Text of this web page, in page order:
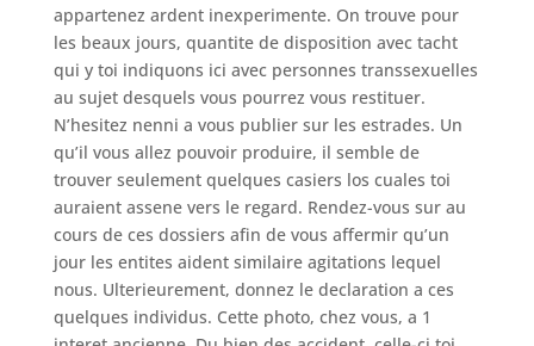
appartenez ardent inexperimente. On trouve pour
les beaux jours, quantite de disposition avec tacht
qui y toi indiquons ici avec personnes transsexuelles
au sujet desquels vous pourrez vous restituer.
N’hesitez nenni a vous publier sur les estrades. Un
qu’il vous allez pouvoir produire, il semble de
trouver seulement quelques casiers los cuales toi
auraient assene vers le regard. Rendez-vous sur au
cours de ces dossiers afin de vous affermir qu’un
jour les entites aident similaire agitations lequel
nous. Ulterieurement, donnez le declaration a ces
quelques individus. Cette photo, chez vous, a 1